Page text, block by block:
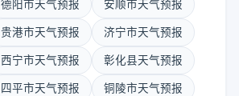
德阳市天气预报 安顺市天气预报
贵港市天气预报 济宁市天气预报
西宁市天气预报 彰化县天气预报
四平市天气预报 铜陵市天气预报